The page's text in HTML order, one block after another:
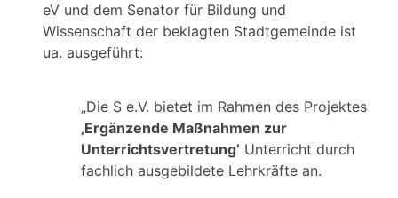
eV und dem Senator für Bildung und
Wissenschaft der beklagten Stadtgemeinde ist
ua. ausgeführt:
„Die S e.V. bietet im Rahmen des Projektes
‚Ergänzende Maßnahmen zur
Unterrichtsvertretung’ Unterricht durch
fachlich ausgebildete Lehrkräfte an.